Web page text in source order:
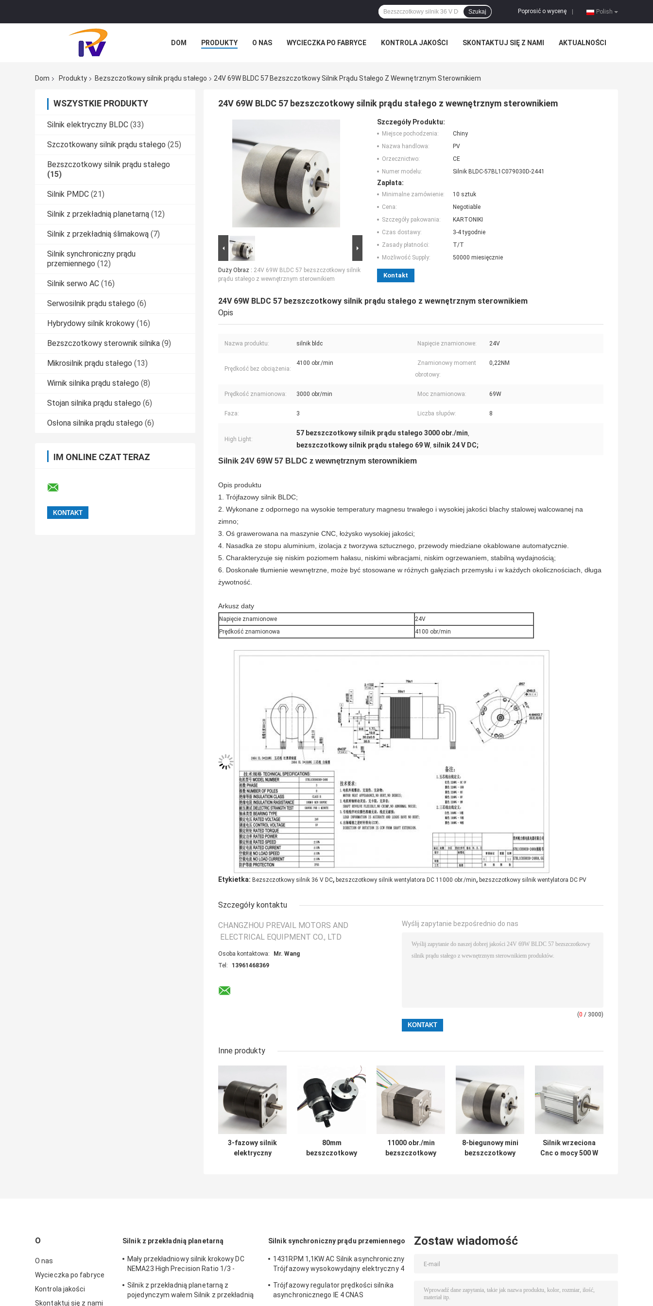
Polish
Poprosić o wycenę
Szukaj
DOM PRODUKTY O NAS WYCIECZKA PO FABRYCE KONTROLA JAKOŚCI SKONTAKTUJ SIĘ Z NAMI AKTUALNOŚCI
Dom
Produkty Bezszczotkowy silnik prądu stałego 24V 69W BLDC 57 Bezszczotkowy Silnik Prądu Stałego Z Wewnętrznym Sterownikiem
WSZYSTKIE PRODUKTY
Silnik elektryczny BLDC (33)
Szczotkowany silnik prądu stałego (25)
Bezszczotkowy silnik prądu stałego
(15)
Silnik PMDC (21)
Silnik z przekładnią planetarną (12)
Silnik z przekładnią ślimakową (7)
Silnik synchroniczny prądu
przemiennego (12)
Silnik serwo AC (16)
Serwosilnik prądu stałego (6)
Hybrydowy silnik krokowy (16)
Bezszczotkowy sterownik silnika (9)
Mikrosilnik prądu stałego (13)
Wirnik silnika prądu stałego (8)
Stojan silnika prądu stałego (6)
Osłona silnika prądu stałego (6)
IM ONLINE CZAT TERAZ
24V 69W BLDC 57 bezszczotkowy silnik prądu stałego z wewnętrznym sterownikiem
Duży Obraz : 24V 69W BLDC 57 bezszczotkowy silnik
prądu stałego z wewnętrznym sterownikiem
Szczegóły Produktu:
Miejsce pochodzenia:
Chiny
Nazwa handlowa:
PV
Orzecznictwo:
CE
Numer modelu:
Silnik BLDC-57BL1C079030D-2441
Zapłata:
Minimalne zamówienie:
10 sztuk
Cena:
Negotiable
Szczegóły pakowania:
KARTONIKI
Czas dostawy:
3-4 tygodnie
Zasady płatności:
T/T
Możliwość Supply:
50000 miesięcznie
Kontakt
24V 69W BLDC 57 bezszczotkowy silnik prądu stałego z wewnętrznym sterownikiem
Opis
Nazwa produktu: silnik bldc Napięcie znamionowe: 24V
Prędkość bez obciążenia:
4100 obr./min
Znamionowy moment
obrotowy:
0,22NM
Prędkość znamionowa: 3000 obr/min Moc znamionowa: 69W
Faza: 3 Liczba słupów: 8
High Light:
57 bezszczotkowy silnik prądu stałego 3000 obr./min,
bezszczotkowy silnik prądu stałego 69 W, silnik 24 V DC;
Silnik 24V 69W 57 BLDC z wewnętrznym sterownikiem
Opis produktu
1. Trójfazowy silnik BLDC;
2. Wykonane z odpornego na wysokie temperatury magnesu trwałego i wysokiej jakości blachy stalowej walcowanej na
zimno;
3. Oś grawerowana na maszynie CNC, łożysko wysokiej jakości;
4. Nasadka ze stopu aluminium, izolacja z tworzywa sztucznego, przewody miedziane okablowane automatycznie.
5. Charakteryzuje się niskim poziomem hałasu, niskimi wibracjami, niskim ogrzewaniem, stabilną wydajnością;
6. Doskonałe tłumienie wewnętrzne, może być stosowane w różnych gałęziach przemysłu i w każdych okolicznościach, długa
żywotność.
Arkusz daty
Napięcie znamionowe
24V
Prędkość znamionowa
4100 obr/min
Etykietka: Bezszczotkowy silnik 36 V DC, bezszczotkowy silnik wentylatora DC 11000 obr./min, bezszczotkowy silnik wentylatora DC PV
Szczegóły kontaktu
CHANGZHOU PREVAIL MOTORS AND
ELECTRICAL EQUIPMENT CO., LTD
Osoba kontaktowa:
Mr. Wang
Tel:
13961468369
Wyślij zapytanie bezpośrednio do nas
(0 / 3000)
Inne produkty
3-fazowy silnik
elektryczny
80mm
bezszczotkowy
11000 obr./min
bezszczotkowy
montażu
regulatora
8-biegunowy mini
bezszczotkowy
Silnik wrzeciona
Cnc o mocy 500 W
O
O nas
Wycieczka po fabryce
Kontrola jakości
Skontaktuj się z nami
Silnik z przekładnią planetarną
Mały przekładniowy silnik krokowy DC
NEMA23 High Precision Ratio 1/3 -
Silnik z przekładnią planetarną z
pojedynczym wałem Silnik z przekładnią
Silnik synchroniczny prądu przemiennego
1431RPM 1,1KW AC Silnik asynchroniczny
Trójfazowy wysokowydajny elektryczny 4
Trójfazowy regulator prędkości silnika
asynchronicznego IE 4 CNAS
Zostaw wiadomość